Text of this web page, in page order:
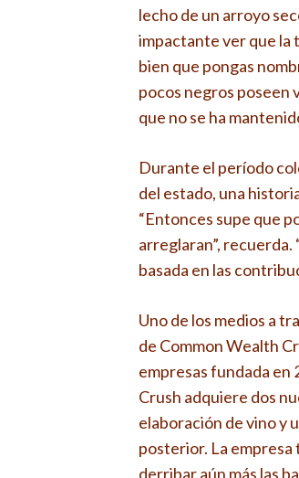
lecho de un arroyo
impactante ver que la
bien que pongas
pocos negros poseen
que no se ha
Durante el período
del estado, una
“Entonces supe que
arreglaran”,
basada en las
Uno de los medios a
de Common Wealth
empresas fundada en
Crush adquiere dos
elaboración de vino y
posterior. La empresa
derribar aún más las